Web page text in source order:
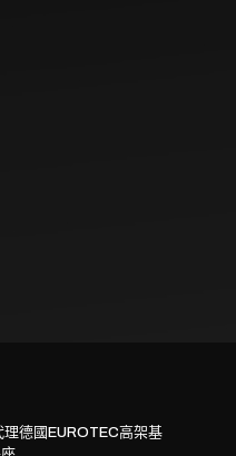
德國EUROTEC高架基